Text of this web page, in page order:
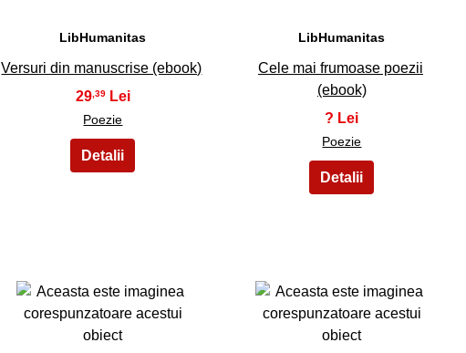
LibHumanitas
Versuri din manuscrise (ebook)
29,39
Poezie
LibHumanitas
Cele mai frumoase poezii
(ebook)
?
Poezie